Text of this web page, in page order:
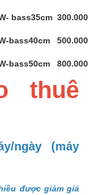
bass35cm
bass40cm
bass50cm
thuê
ngày (máy
được giảm giá